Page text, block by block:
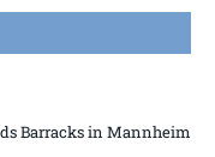
Barracks in Mannheim